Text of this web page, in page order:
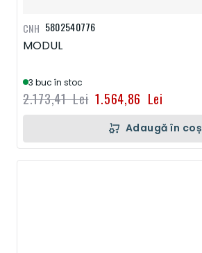
5802540776
MODUL
3 buc în stoc
1.564,86 Lei
2.173,41 Lei
CNH
Adaugă în coș